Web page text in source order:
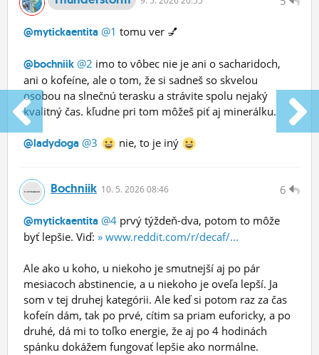
@mytickaentita @1 tomu ver 💅
@bochniik @2 imo to vôbec nie je ani o sacharidoch,
ani o kofeíne, ale o tom, že si sadneš so skvelou
osobou na slnečnú terasku a strávite spolu nejaký
kvalitný čas. kľudne pri tom môžeš piť aj minerálku.
@ladydoga @3 nie, to je iný
6
Bochniik 10. 5. 2026 08:46
@mytickaentita @4 prvý týždeň-dva, potom to môže
byť lepšie. Viď: » www.reddit.com/r/decaf/...
Ale ako u koho, u niekoho je smutnejší aj po pár
mesiacoch abstinencie, a u niekoho je oveľa lepší. Ja
som v tej druhej kategórii. Ale keď si potom raz za čas
kofeín dám, tak po prvé, cítim sa priam euforicky, a po
druhé, dá mi to toľko energie, že aj po 4 hodinách
spánku dokážem fungovať lepšie ako normálne.